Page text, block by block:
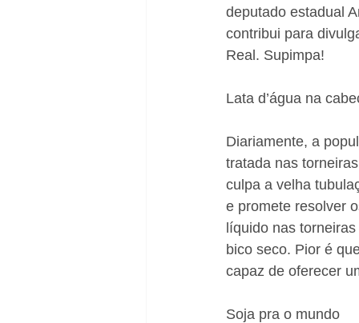
deputado estadual
contribui para
Real. Supimpa!
Lata d’água na
Diariamente, a
tratada nas
culpa a velha
e promete resolver
líquido nas
bico seco. Pior é
capaz de oferecer
Soja pra o mundo